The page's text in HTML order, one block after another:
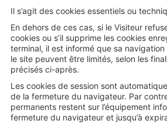
Il s’agit des cookies essentiels ou
En dehors de ces cas, si le Visiteur
cookies ou s’il supprime les cookies
terminal, il est informé que sa
le site peuvent être limités, selon les
précisés ci-après.
Les cookies de session sont
de la fermeture du navigateur. Par
permanents restent sur l’équipement
fermeture du navigateur et jusqu’à